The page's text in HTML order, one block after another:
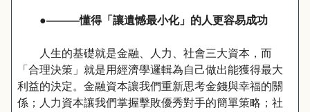
●———懂得「讓遺憾最小化」的人更容易成功
人生的基礎就是金融、人力、社會三大資本，而
「合理決策」就是用經濟學邏輯為自己做出能獲得最大
利益的決定。金融資本讓我們重新思考金錢與幸福的關
係；人力資本讓我們掌握擊敗優秀對手的簡單策略；社